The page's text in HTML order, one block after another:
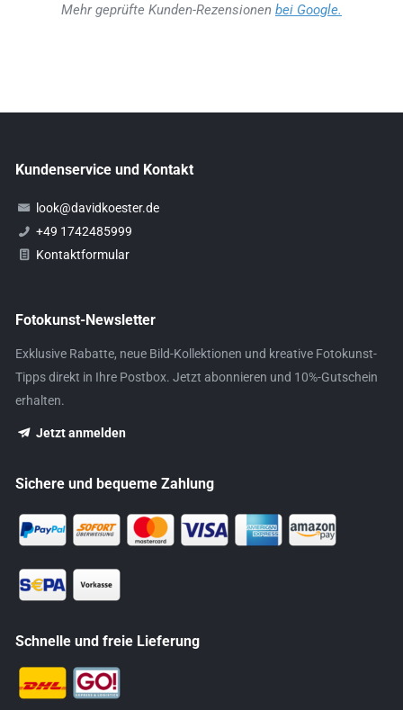
Mehr geprüfte Kunden-Rezensionen bei Google.
Kundenservice und Kontakt
look@davidkoester.de
+49 1742485999
Kontaktformular
Fotokunst-Newsletter
Exklusive Rabatte, neue Bild-Kollektionen und kreative Fotokunst-
Tipps direkt in Ihre Postbox. Jetzt abonnieren und 10%-Gutschein
erhalten.
Jetzt anmelden
Sichere und bequeme Zahlung
Schnelle und freie Lieferung